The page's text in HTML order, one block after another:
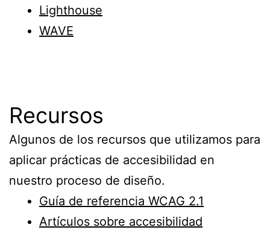
Lighthouse
WAVE
Recursos
Algunos de los recursos que utilizamos para
aplicar prácticas de accesibilidad en
nuestro proceso de diseño.
Guía de referencia WCAG 2.1
Artículos sobre accesibilidad